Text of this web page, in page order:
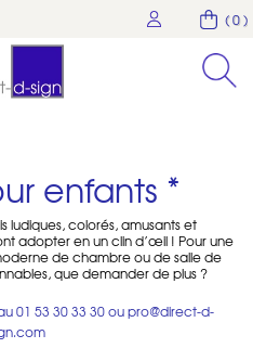
( 0 )
enfants *
ludiques, colorés, amusants et
adopter en un clin d’œil ! Pour une
de chambre ou de salle de
que demander de plus ?
01 53 30 33 30oupro@direct-d-